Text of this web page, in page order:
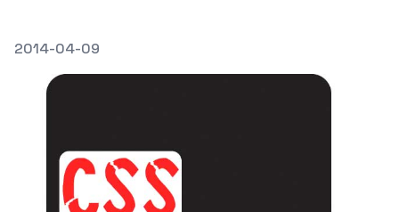
發文於
2014-04-09
Featured Image